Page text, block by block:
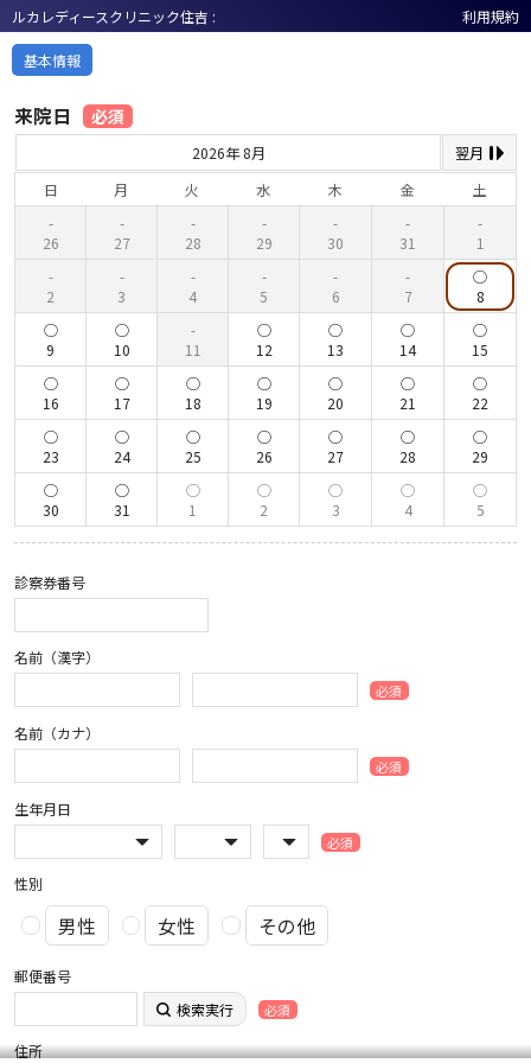
ルカレディースクリニック住吉 : 利用規約
基本情報
来院日 必須
2026年 8月
翌月
日
月 火 水 木 金 土
26 27 28 29 30 31 1
2 3 4 5 6 7 8
9 10 11 12 13 14 15
16 17 18 19 20 21 22
23 24 25 26 27 28 29
30 31 1 2 3 4 5
診察券番号
名前（漢字）
必須
名前（カナ）
必須
生年月日
必須
性別
男性 女性 その他
郵便番号
検索実行
必須
住所